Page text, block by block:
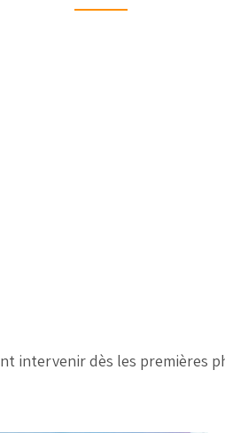
intervenir dès les premières